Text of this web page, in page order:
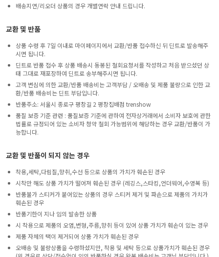
배송지연/리오더 상품의 경우 개별연락 안내 드립니다.
교환 및 반품
상품 수령 후 7일 이내로 마이페이지에서 교환/반품 접수하신 뒤 딘트로 발송해주
시면 됩니다.
딘트로 반품 접수 후 상품 배송시 동봉된 철회요청서를 작성하고 처음 받으셨던 상
태 그대로 재포장하여 딘트로 송부해주시면 됩니다.
고객 변심에 의한 교환/반품 배송비는 고객부담 / 오배송 및 제품 불량으로 인한 교
환/반품 배송비는 딘트 부담입니다.
반품주소: 서울시 종로구 평창길 2 평창집배점 trenshow
품질 보증 기준 관련 : 품질보증 기준에 관하여 전자상거래에서 소비자 보호에 관한
법률로 규정되어 있는 소비자 청약 철회 가능범위에 해당하는 경우 교환/반품이 가
능합니다.
교환 및 반품이 되지 않는 경우
착용,세탁,다림질,향취,수선 등으로 상품의 가치가 훼손된 경우
시착만 해도 상품 가치가 떨어져 훼손된 경우 (레깅스,스타킹,언더웨어,수영복 등)
반품불가 스티커가 붙어있는 상품의 경우 스티커 제거 및 파손으로 제품의 가치가
훼손된 경우
반품기한이 지나 임의 발송한 상품
시 착용으로 제품의 오염,변형,주름,향취 등이 있어 상품 가치가 훼손이 있는 경우
제품 자체의 택이 제거되어 상품 가치가 훼손된 경우
오배송 및 불량상품을 수령하셨지만, 착용 및 세탁 등으로 상품가치가 훼손된 경우